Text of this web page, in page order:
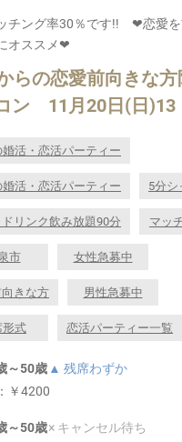
チング率30％です!! ❤恋愛を
オススメ❤
らの恋愛前向きな方
ン 11月20日(日)13
婚活・恋活パーティー
婚活・恋活パーティー 5分シ
ドリンク飲み放題90分 マッ
市 女性急募中
きな方 男性急募中
形式 恋活パーティー一覧
～50歳 ▲ 残席わずか
￥4200
～50歳× キャンセル待ち